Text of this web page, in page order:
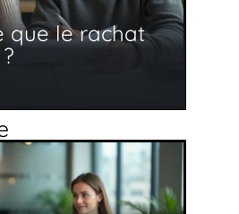
que le rachat